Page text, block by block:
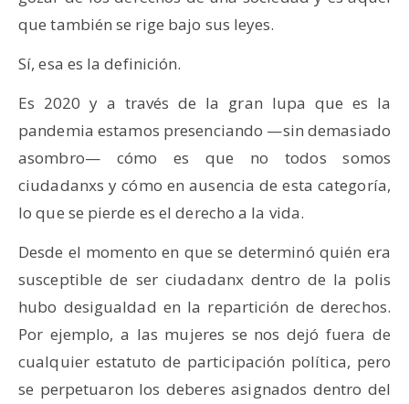
que también se rige bajo sus leyes.
Sí, esa es la definición.
Es 2020 y a través de la gran lupa que es la
pandemia estamos presenciando —sin demasiado
asombro— cómo es que no todos somos
ciudadanxs y cómo en ausencia de esta categoría,
lo que se pierde es el derecho a la vida.
Desde el momento en que se determinó quién era
susceptible de ser ciudadanx dentro de la polis
hubo desigualdad en la repartición de derechos.
Por ejemplo, a las mujeres se nos dejó fuera de
cualquier estatuto de participación política, pero
se perpetuaron los deberes asignados dentro del